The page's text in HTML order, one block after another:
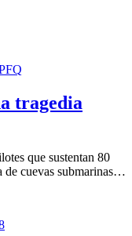
tragedia
que sustentan 80
de cuevas submarinas…